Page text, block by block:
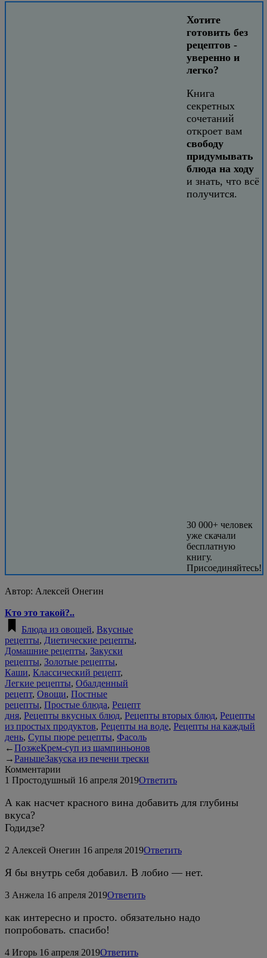
Хотите
готовить без
рецептов -
уверенно и
легко?
Книга
секретных
сочетаний
откроет вам
свободу
придумывать
блюда на ходу
и знать, что всё
получится.
30 000+ человек
уже скачали
бесплатную
книгу.
Присоединяйтесь!
Автор: Алексей Онегин
Кто это такой?..
Блюда из овощей, Вкусные
рецепты, Диетические рецепты,
Домашние рецепты, Закуски
рецепты, Золотые рецепты,
Каши, Классический рецепт,
Легкие рецепты, Обалденный
рецепт, Овощи, Постные
рецепты, Простые блюда, Рецепт
дня, Рецепты вкусных блюд, Рецепты вторых блюд, Рецепты
из простых продуктов, Рецепты на воде, Рецепты на каждый
день, Супы пюре рецепты, Фасоль
←ПозжеКрем-суп из шампиньонов
→РаньшеЗакуска из печени трески
Комментарии
1 Простодушный 16 апреля 2019Ответить
А как насчет красного вина добавить для глубины
вкуса?
Годидзе?
2 Алексей Онегин 16 апреля 2019Ответить
Я бы внутрь себя добавил. В лобио — нет.
3 Анжела 16 апреля 2019Ответить
как интересно и просто. обязательно надо
попробовать. спасибо!
4 Игорь 16 апреля 2019Ответить